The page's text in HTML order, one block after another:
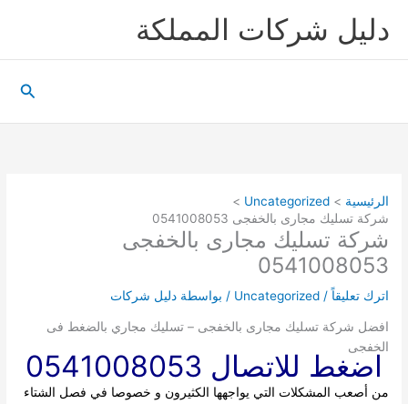
دليل شركات المملكة
الرئيسية
Uncategorized
شركة تسليك مجارى بالخفجى 0541008053
شركة تسليك مجارى بالخفجى
0541008053
اترك تعليقاً /
Uncategorized / بواسطة دليل شركات
افضل شركة تسليك مجارى بالخفجى – تسليك مجاري بالضغط فى
الخفجى
اضغط للاتصال 0541008053
من أصعب المشكلات التي يواجهها الكثيرون و خصوصا في فصل الشتاء